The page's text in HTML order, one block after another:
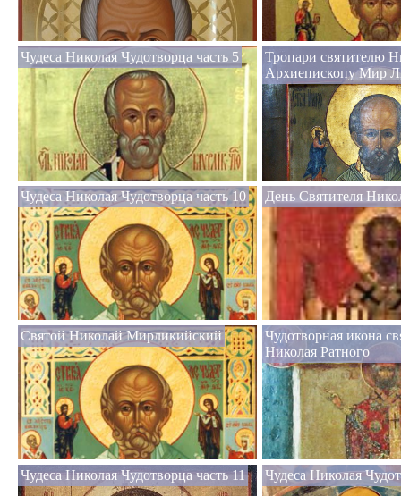
Чудеса Николая Чудотворца часть 5
Тропари святителю
Архиепископу Мир
Чудеса Николая Чудотворца часть 10 День Святителя
Святой Николай Мирликийский
Чудотворная икона
Николая Ратного
Чудеса Николая Чудотворца часть 11 Чудеса Николая